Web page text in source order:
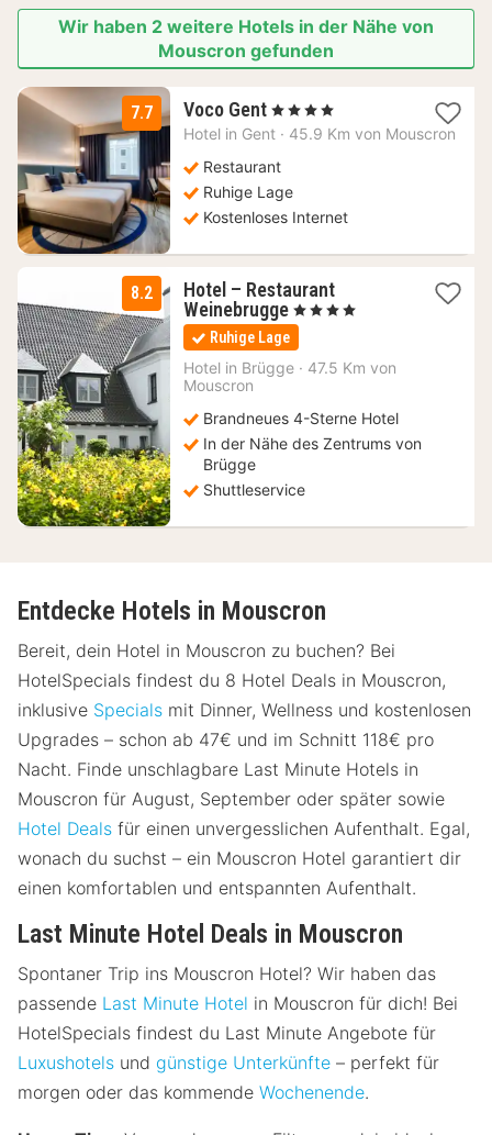
Wir haben 2 weitere Hotels in der Nähe von
Mouscron gefunden
7.7 Voco Gent 1
Nacht
99
€
, 4 Sterne
Hotel in Gent · 45.9 Km von Mouscron
Restaurant
Ruhige Lage
Kostenloses Internet
8.2
Hotel – Restaurant
Weinebrugge 2
Nächte
ab
105
, 4 Sterne
Ruhige Lage
Hotel in Brügge · 47.5 Km von
Mouscron
Brandneues 4-Sterne Hotel
In der Nähe des Zentrums von
Brügge
Shuttleservice
Entdecke Hotels in Mouscron
Bereit, dein Hotel in Mouscron zu buchen? Bei
HotelSpecials findest du 8 Hotel Deals in Mouscron,
inklusive Specials mit Dinner, Wellness und kostenlosen
Upgrades – schon ab 47€ und im Schnitt 118€ pro
Nacht. Finde unschlagbare Last Minute Hotels in
Mouscron für August, September oder später sowie
Hotel Deals für einen unvergesslichen Aufenthalt. Egal,
wonach du suchst – ein Mouscron Hotel garantiert dir
einen komfortablen und entspannten Aufenthalt.
Last Minute Hotel Deals in Mouscron
Spontaner Trip ins Mouscron Hotel? Wir haben das
passende Last Minute Hotel in Mouscron für dich! Bei
HotelSpecials findest du Last Minute Angebote für
Luxushotels und günstige Unterkünfte – perfekt für
morgen oder das kommende Wochenende.